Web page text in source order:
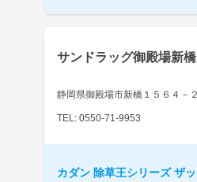
サンドラッグ御殿場新
静岡県御殿場市新橋１５６４－２
TEL: 0550-71-9953
カダン 除草王シリーズ ザ